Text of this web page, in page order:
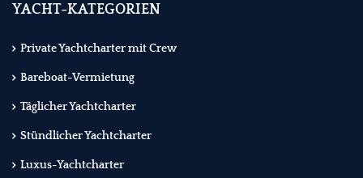
YACHT-KATEGORIEN
Private Yachtcharter mit Crew
Bareboat-Vermietung
Täglicher Yachtcharter
Stündlicher Yachtcharter
Luxus-Yachtcharter